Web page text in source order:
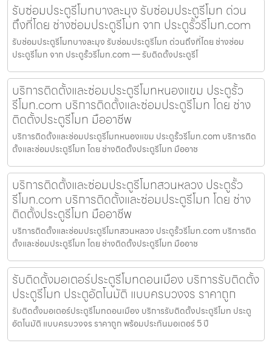
รับซ่อมประตูรีโมทบางละมุง รับซ่อมประตูรีโมท ด่วน
ถึงที่โดย ช่างซ่อมประตูรีโมท จาก ประตูรั้วรีโมท.com
รับซ่อมประตูรีโมทบางละมุง รับซ่อมประตูรีโมท ด่วนถึงที่โดย ช่างซ่อม
ประตูรีโมท จาก ประตูรั้วรีโมท.com — รับติดตั้งประตูรีโ
บริการติดตั้งและซ่อมประตูรีโมทหนองแขม ประตูรั้ว
รีโมท.com บริการติดตั้งและซ่อมประตูรีโมท โดย ช่าง
ติดตั้งประตูรีโมท มืออาชีพ
บริการติดตั้งและซ่อมประตูรีโมทหนองแขม ประตูรั้วรีโมท.com บริการติด
ตั้งและซ่อมประตูรีโมท โดย ช่างติดตั้งประตูรีโมท มืออาช
บริการติดตั้งและซ่อมประตูรีโมทสวนหลวง ประตูรั้ว
รีโมท.com บริการติดตั้งและซ่อมประตูรีโมท โดย ช่าง
ติดตั้งประตูรีโมท มืออาชีพ
บริการติดตั้งและซ่อมประตูรีโมทสวนหลวง ประตูรั้วรีโมท.com บริการติด
ตั้งและซ่อมประตูรีโมท โดย ช่างติดตั้งประตูรีโมท มืออาช
รับติดตั้งมอเตอร์ประตูรีโมทดอนเมือง บริการรับติดตั้ง
ประตูรีโมท ประตูอัตโนมัติ แบบครบวงจร ราคาถูก
รับติดตั้งมอเตอร์ประตูรีโมทดอนเมือง บริการรับติดตั้งประตูรีโมท ประตู
อัตโนมัติ แบบครบวงจร ราคาถูก พร้อมประกันมอเตอร์ 5 ปี